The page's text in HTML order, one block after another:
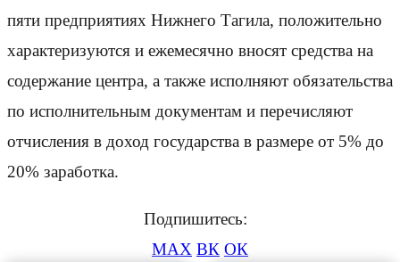
пяти предприятиях Нижнего Тагила, положительно
характеризуются и ежемесячно вносят средства на
содержание центра, а также исполняют обязательства
по исполнительным документам и перечисляют
отчисления в доход государства в размере от 5% до
20% заработка.
Подпишитесь:
MAX ВК ОК